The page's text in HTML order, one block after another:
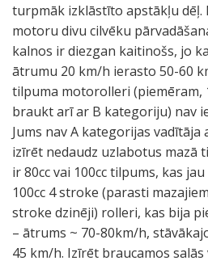
turpmāk izklāstīto apstākļu dēļ.
motoru divu cilvēku
kalnos ir diezgan kaitinošs, jo
ātrumu 20 km/h ierasto 50-60
tilpuma motorolleri (piemēram,
braukt arī ar B kategoriju) nav
Jums nav A kategorijas vadītāja
izīrēt nedaudz uzlabotus mazā
ir 80cc vai 100cc tilpums, kas
100cc 4 stroke (parasti
stroke dzinēji) rolleri, kas bija
– ātrums ~ 70-80km/h,
45 km/h. Izīrēt braucamos